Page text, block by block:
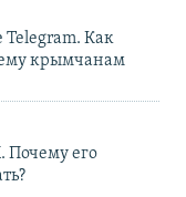
Как
крымчанам
Почему его